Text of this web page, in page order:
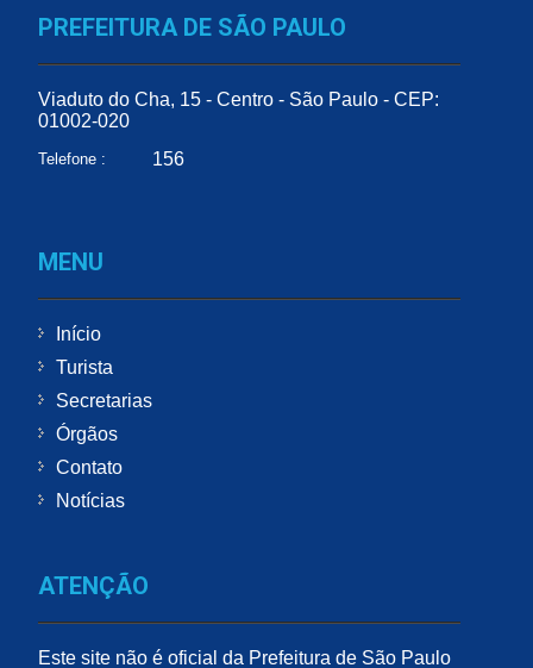
PREFEITURA DE SÃO PAULO
Viaduto do Cha, 15 - Centro - São Paulo - CEP:
01002-020
Telefone : 156
MENU
Início
Turista
Secretarias
Órgãos
Contato
Notícias
ATENÇÃO
Este site não é oficial da Prefeitura de São Paulo